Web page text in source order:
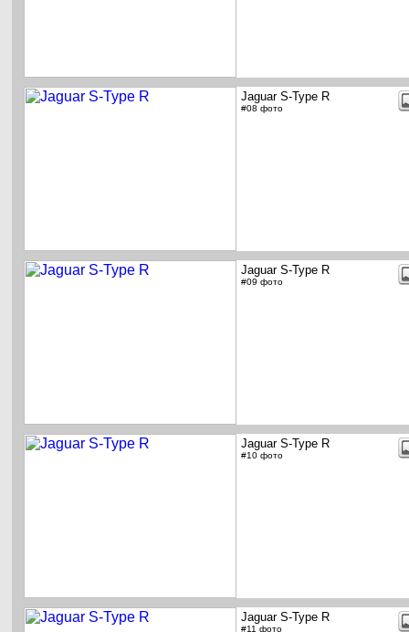
Jaguar S-Type R
#08 фото
Jaguar S-Type R
#09 фото
Jaguar S-Type R
#10 фото
Jaguar S-Type R
#11 фото